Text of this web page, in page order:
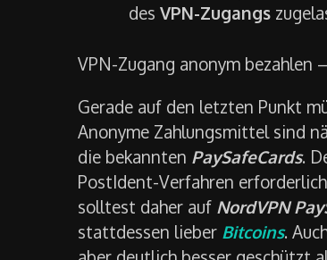
des VPN-Zugangs
VPN-Zugang anonym bezahlen
Gerade auf den letzten Punkt
Anonyme Zahlungsmittel sind
die bekannten PaySafeCards.
PostIdent-Verfahren
solltest daher auf NordVPN
stattdessen lieber Bitcoins.